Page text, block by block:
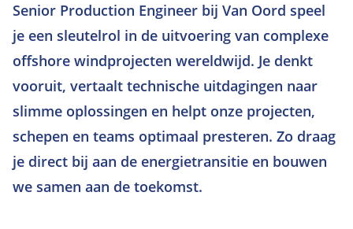
Senior Production Engineer bij Van Oord speel
je een sleutelrol in de uitvoering van complexe
offshore windprojecten wereldwijd. Je denkt
vooruit, vertaalt technische uitdagingen naar
slimme oplossingen en helpt onze projecten,
schepen en teams optimaal presteren. Zo draag
je direct bij aan de energietransitie en bouwen
we samen aan de toekomst.